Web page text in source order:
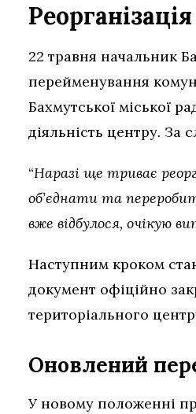
22 травня начальник
перейменування
Бахмутської міської
діяльність центру. За
“Наразі ще триває
об’єднати та
вже відбулося, очікую
Наступним кроком
документ офіційно
територіального
Оновлений
У новому положенні